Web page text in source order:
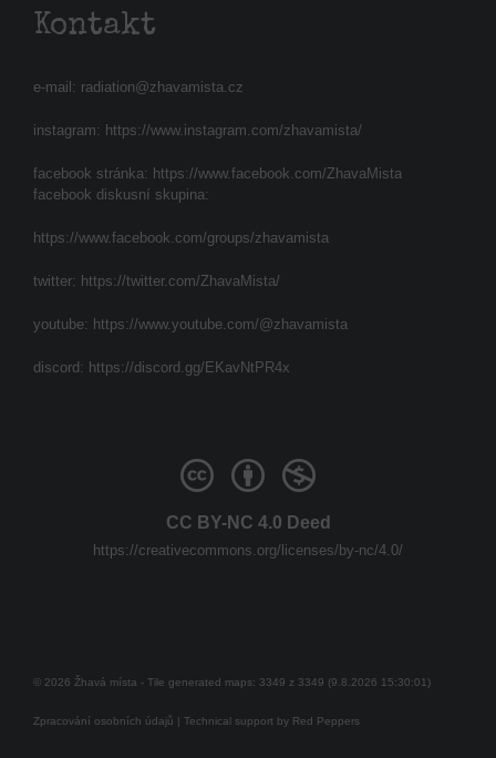
Kontakt
e-mail: radiation@zhavamista.cz
instagram: https://www.instagram.com/zhavamista/
facebook stránka: https://www.facebook.com/ZhavaMista
facebook diskusní skupina:
https://www.facebook.com/groups/zhavamista
twitter: https://twitter.com/ZhavaMista/
youtube: https://www.youtube.com/@zhavamista
discord: https://discord.gg/EKavNtPR4x
CC BY-NC 4.0 Deed
https://creativecommons.org/licenses/by-nc/4.0/
© 2026 Žhavá místa - Tile generated maps: 3349 z 3349 (9.8.2026 15:30:01)
Zpracování osobních údajů | Technical support by Red Peppers